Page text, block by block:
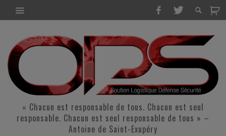
« Chacun est responsable de tous. Chacun est seul
responsable. Chacun est seul responsable de tous » –
Antoine de Saint-Exupéry